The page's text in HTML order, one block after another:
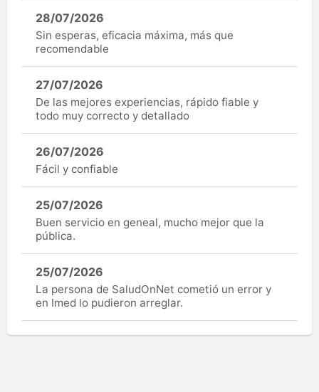
28/07/2026
Sin esperas, eficacia máxima, más que
recomendable
27/07/2026
De las mejores experiencias, rápido fiable y
todo muy correcto y detallado
26/07/2026
Fácil y confiable
25/07/2026
Buen servicio en geneal, mucho mejor que la
pública.
25/07/2026
La persona de SaludOnNet cometió un error y
en Imed lo pudieron arreglar.